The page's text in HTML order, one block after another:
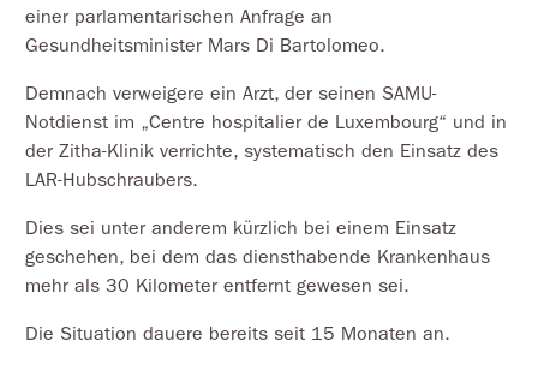
einer parlamentarischen Anfrage an
Gesundheitsminister Mars Di Bartolomeo.
Demnach verweigere ein Arzt, der seinen SAMU-
Notdienst im „Centre hospitalier de Luxembourg“ und in
der Zitha-Klinik verrichte, systematisch den Einsatz des
LAR-Hubschraubers.
Dies sei unter anderem kürzlich bei einem Einsatz
geschehen, bei dem das diensthabende Krankenhaus
mehr als 30 Kilometer entfernt gewesen sei.
Die Situation dauere bereits seit 15 Monaten an.